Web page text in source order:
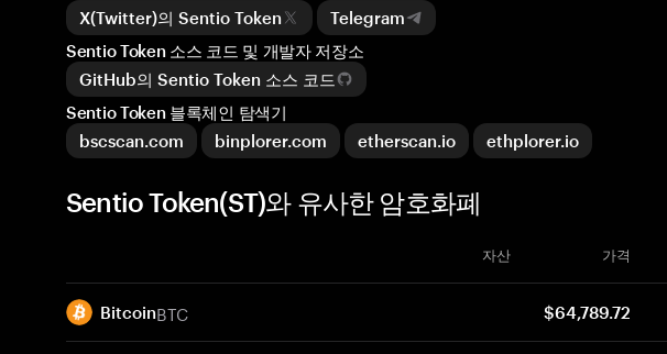
X(Twitter)의 Sentio Token
Telegram
Sentio Token 소스 코드 및 개발자 저장소
GitHub의 Sentio Token 소스 코드
Sentio Token 블록체인 탐색기
bscscan.com
binplorer.com etherscan.io ethplorer.io
Sentio Token(ST)와 유사한 암호화폐
자산 가격
BitcoinBTC $64,789.72